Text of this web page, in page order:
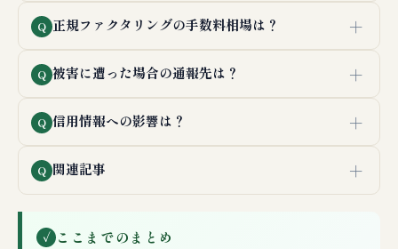
Q 正規ファクタリングの手数料相場は？ ＋
Q 被害に遭った場合の通報先は？ ＋
Q 信用情報への影響は？ ＋
Q 関連記事 ＋
✓ ここまでのまとめ